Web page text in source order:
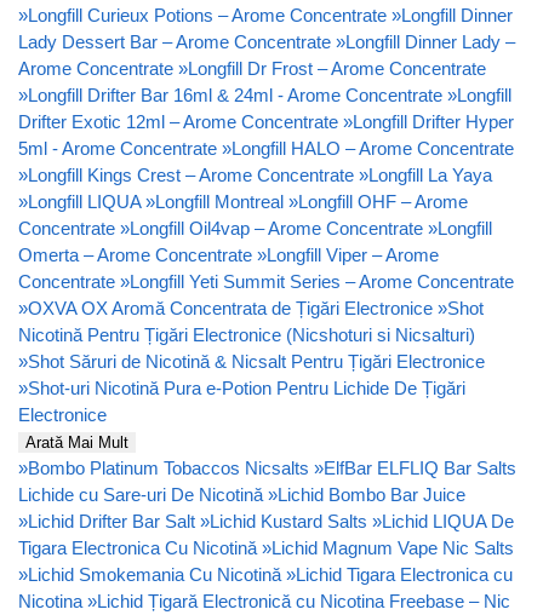
»Longfill Curieux Potions – Arome Concentrate »Longfill Dinner
Lady Dessert Bar – Arome Concentrate »Longfill Dinner Lady –
Arome Concentrate »Longfill Dr Frost – Arome Concentrate
»Longfill Drifter Bar 16ml & 24ml - Arome Concentrate »Longfill
Drifter Exotic 12ml – Arome Concentrate »Longfill Drifter Hyper
5ml - Arome Concentrate »Longfill HALO – Arome Concentrate
»Longfill Kings Crest – Arome Concentrate »Longfill La Yaya
»Longfill LIQUA »Longfill Montreal »Longfill OHF – Arome
Concentrate »Longfill Oil4vap – Arome Concentrate »Longfill
Omerta – Arome Concentrate »Longfill Viper – Arome
Concentrate »Longfill Yeti Summit Series – Arome Concentrate
»OXVA OX Aromă Concentrata de Țigări Electronice »Shot
Nicotină Pentru Țigări Electronice (Nicshoturi si Nicsalturi)
»Shot Săruri de Nicotină & Nicsalt Pentru Țigări Electronice
»Shot-uri Nicotină Pura e-Potion Pentru Lichide De Țigări
Electronice
Arată Mai Mult
»Bombo Platinum Tobaccos Nicsalts »ElfBar ELFLIQ Bar Salts
Lichide cu Sare-uri De Nicotină »Lichid Bombo Bar Juice
»Lichid Drifter Bar Salt »Lichid Kustard Salts »Lichid LIQUA De
Tigara Electronica Cu Nicotină »Lichid Magnum Vape Nic Salts
»Lichid Smokemania Cu Nicotină »Lichid Tigara Electronica cu
Nicotina »Lichid Țigară Electronică cu Nicotina Freebase – Nic